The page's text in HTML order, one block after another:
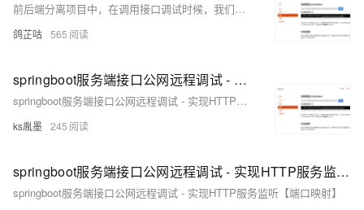
前后端分离项目中，在调用接口调试时候，我们可以通过cpolar内网穿透将本地服务端接口模拟公共网络环境远程调用调试，本次教程我们以Java服务端接口为例。
鸽芷咕 565
springboot服务端接口公网远程调试 - 实现HTTP服务监听【端口映射】
springboot服务端接口公网远程调试 - 实现HTTP服务监听【端口映射】
ks胤墨 245
springboot服务端接口公网远程调试 - 实现HTTP服务监听【端口映射】
springboot服务端接口公网远程调试 - 实现HTTP服务监听【端口映射】